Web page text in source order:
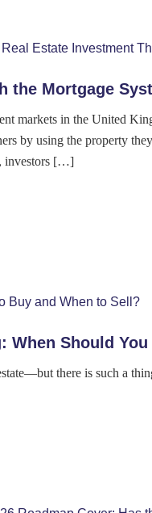
the Mortgage
markets in the United
by using the property
investors […]
Should
there is such a